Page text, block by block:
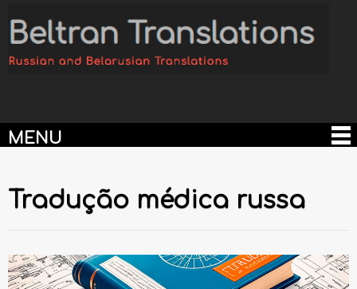
MENU
Tradução médica russa